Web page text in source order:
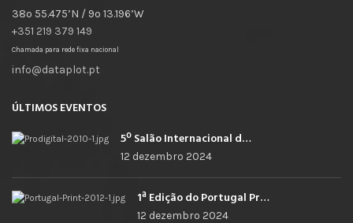
38º 55.475’N / 9º 13.196’W
+351 219 379 149
Chamada para rede fixa nacional
info@dataplot.pt
ÚLTIMOS EVENTOS
5º Salão Internacional de Impressão, Imagem, Comunicação Digital e Têxtil Promocional
12 dezembro 2024
1ª Edição do Portugal Print
12 dezembro 2024